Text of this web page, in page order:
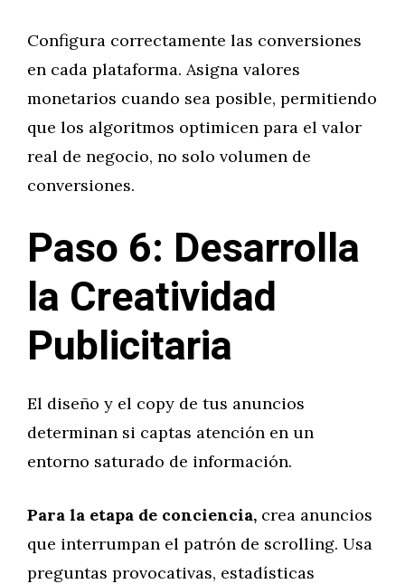
Configura correctamente las conversiones
en cada plataforma. Asigna valores
monetarios cuando sea posible, permitiendo
que los algoritmos optimicen para el valor
real de negocio, no solo volumen de
conversiones.
Paso 6: Desarrolla
la Creatividad
Publicitaria
El diseño y el copy de tus anuncios
determinan si captas atención en un
entorno saturado de información.
Para la etapa de conciencia, crea anuncios
que interrumpan el patrón de scrolling. Usa
preguntas provocativas, estadísticas